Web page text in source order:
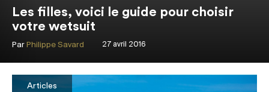
Les filles, voici le guide pour choisir
votre wetsuit
27 avril 2016
Par Philippe Savard
Articles